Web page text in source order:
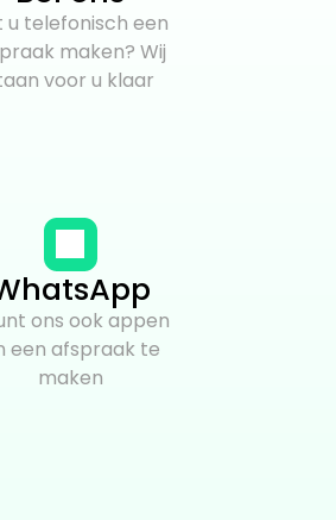
u telefonisch een
maken? Wij
voor u klaar
ons ook appen
een afspraak te
maken